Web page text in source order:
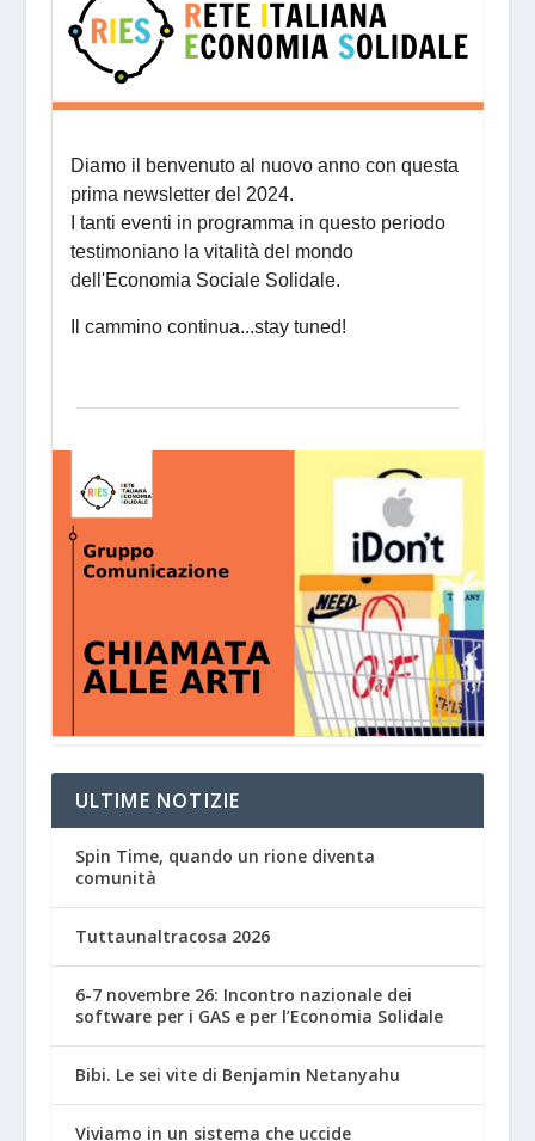
ULTIME NOTIZIE
Spin Time, quando un rione diventa
comunità
Tuttaunaltracosa 2026
6-7 novembre 26: Incontro nazionale dei
software per i GAS e per l’Economia Solidale
Bibi. Le sei vite di Benjamin Netanyahu
Viviamo in un sistema che uccide